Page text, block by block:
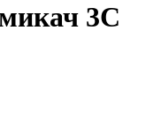
3C